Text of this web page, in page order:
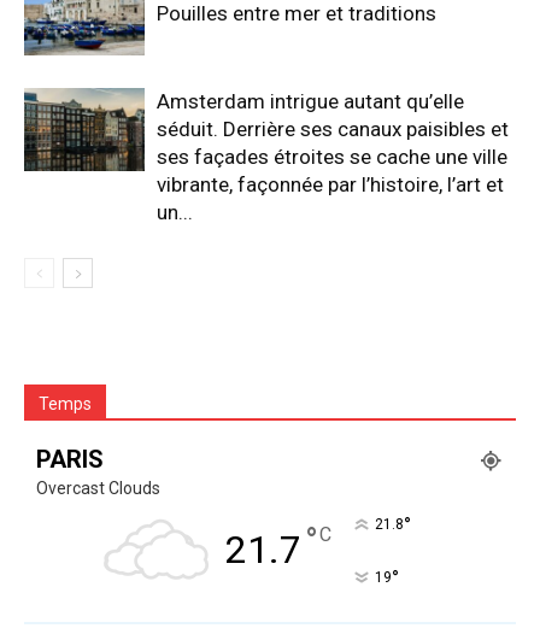
Pouilles entre mer et traditions
Amsterdam intrigue autant qu’elle
séduit. Derrière ses canaux paisibles et
ses façades étroites se cache une ville
vibrante, façonnée par l’histoire, l’art et
un...
Temps
PARIS
Overcast Clouds
21.7 °C 21.8°
19°